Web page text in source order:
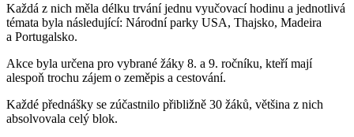
Každá z nich měla délku trvání jednu vyučovací hodinu a jednotlivá
témata byla následující: Národní parky USA, Thajsko, Madeira
a Portugalsko.
Akce byla určena pro vybrané žáky 8. a 9. ročníku, kteří mají
alespoň trochu zájem o zeměpis a cestování.
Každé přednášky se zúčastnilo přibližně 30 žáků, většina z nich
absolvovala celý blok.